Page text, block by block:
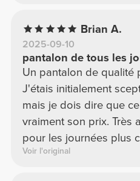
Brian A.
2025-09-10
pantalon de tous les
Un pantalon de qualité
J'étais initialement
mais je dois dire que
vraiment son prix. Très
pour les journées plus
Voir l'original